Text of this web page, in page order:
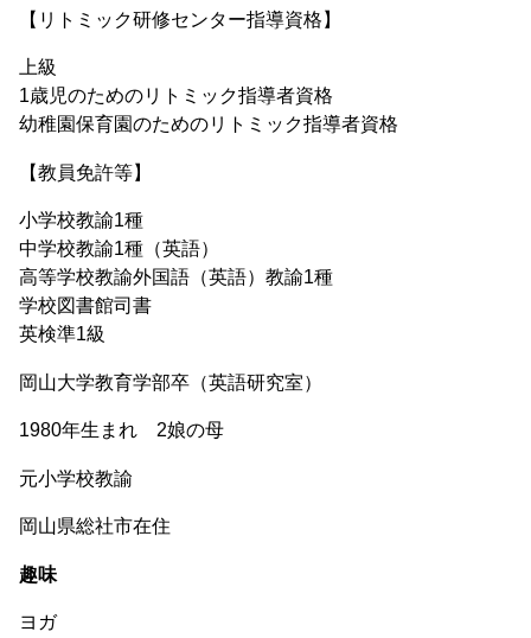
【リトミック研修センター指導資格】
上級
1歳児のためのリトミック指導者資格
幼稚園保育園のためのリトミック指導者資格
【教員免許等】
小学校教諭1種
中学校教諭1種（英語）
高等学校教諭外国語（英語）教諭1種
学校図書館司書
英検準1級
岡山大学教育学部卒（英語研究室）
1980年生まれ 2娘の母
元小学校教諭
岡山県総社市在住
趣味
ヨガ